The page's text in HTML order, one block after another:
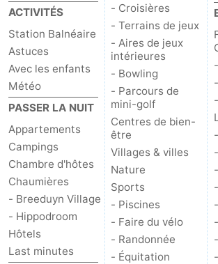
ACTIVITÉS
Station Balnéaire
Astuces
Avec les enfants
Météo
PASSER LA NUIT
Appartements
Campings
Chambre d'hôtes
Chaumières
- Breeduyn Village
- Hippodroom
Hôtels
Last minutes
- Croisières
- Terrains de jeux
- Aires de jeux
intérieures
- Bowling
- Parcours de
mini-golf
Centres de bien-
être
Villages & villes
Nature
Sports
- Piscines
- Faire du vélo
- Randonnée
- Équitation